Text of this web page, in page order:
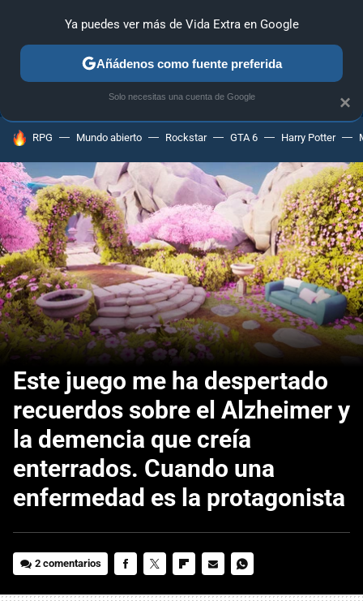
ANÁLISIS GUÍAS Y TRUCOS PC SONY NINTENDO
HOY SE HABLA DE
RPG Mundo abierto Rockstar GTA 6 Harry Potter
Este juego me ha despertado
recuerdos sobre el Alzheimer y
la demencia que creía
enterrados. Cuando una
enfermedad es la protagonista
2 comentarios
×
Ya puedes ver más de Vida Extra en Google
Añádenos como fuente preferida
Solo necesitas una cuenta de Google